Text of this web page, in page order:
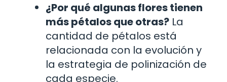
¿Por qué algunas flores tienen
más pétalos que otras? La
cantidad de pétalos está
relacionada con la evolución y
la estrategia de polinización de
cada especie.